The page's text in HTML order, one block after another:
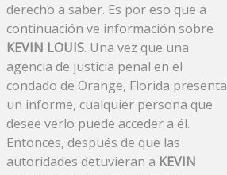
derecho a saber. Es por eso que a
continuación ve información sobre
KEVIN LOUIS. Una vez que una
agencia de justicia penal en el
condado de Orange, Florida presenta
un informe, cualquier persona que
desee verlo puede acceder a él.
Entonces, después de que las
autoridades detuvieran a KEVIN